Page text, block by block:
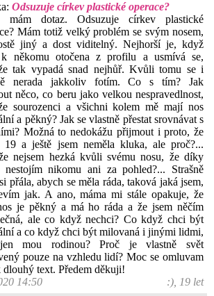
Odsuzuje církev plastické operace?
mám dotaz. Odsuzuje církev plastické
Mám totiž velký problém se svým nosem,
jiný a dost viditelný. Nejhorší je, když
někomu otočena z profilu a usmívá se,
tak vypadá snad nejhůř. Kvůli tomu se i
nerada jakkoliv fotím. Co s tím? Jak
něco, co beru jako velkou nespravedlnost,
sourozenci a všichni kolem mě mají nos
a pěkný? Jak se vlastně přestat srovnávat s
Možná to nedokážu přijmout i proto, že
a ještě jsem neměla kluka, ale proč?...
nejsem hezká kvůli svému nosu, že díky
nestojím nikomu ani za pohled?... Strašně
přála, abych se měla ráda, taková jaká jsem,
jak. A ano, máma mi stále opakuje, že
je pěkný a má ho ráda a že jsem něčím
ale co když nechci? Co když chci být
a co když chci být milovaná i jinými lidmi,
mou rodinou? Proč je vlastně svět
pouze na vzhledu lidí? Moc se omluvam
dlouhý text. Předem děkuji!
14:50
:), 19 let